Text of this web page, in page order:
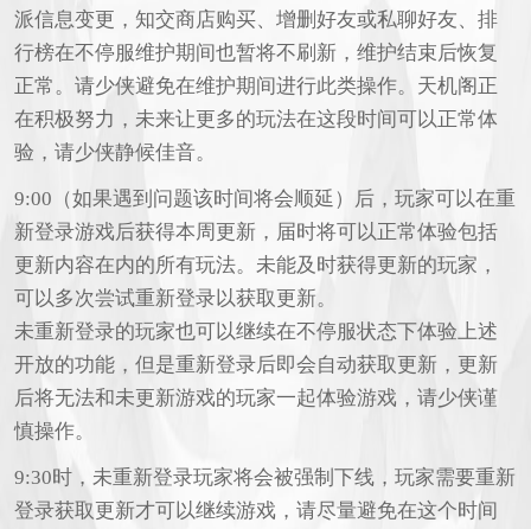
派信息变更，知交商店购买、增删好友或私聊好友、排
行榜在不停服维护期间也暂将不刷新，维护结束后恢复
正常。请少侠避免在维护期间进行此类操作。天机阁正
在积极努力，未来让更多的玩法在这段时间可以正常体
验，请少侠静候佳音。
9:00（如果遇到问题该时间将会顺延）后，玩家可以在重
新登录游戏后获得本周更新，届时将可以正常体验包括
更新内容在内的所有玩法。未能及时获得更新的玩家，
可以多次尝试重新登录以获取更新。
未重新登录的玩家也可以继续在不停服状态下体验上述
开放的功能，但是重新登录后即会自动获取更新，更新
后将无法和未更新游戏的玩家一起体验游戏，请少侠谨
慎操作。
9:30时，未重新登录玩家将会被强制下线，玩家需要重新
登录获取更新才可以继续游戏，请尽量避免在这个时间